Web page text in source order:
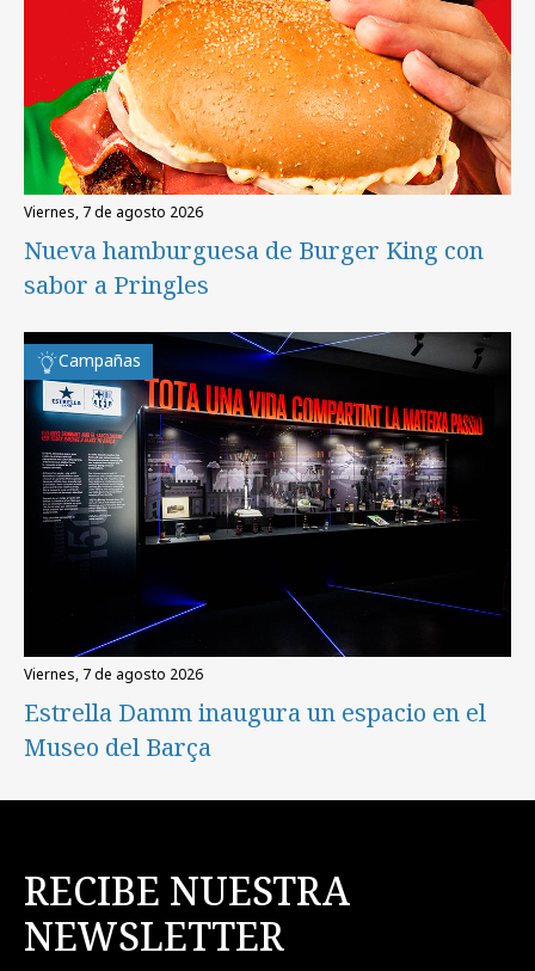
viernes, 7 de agosto 2026
Nueva hamburguesa de Burger King con
sabor a Pringles
Campañas
viernes, 7 de agosto 2026
Estrella Damm inaugura un espacio en el
Museo del Barça
RECIBE NUESTRA
NEWSLETTER